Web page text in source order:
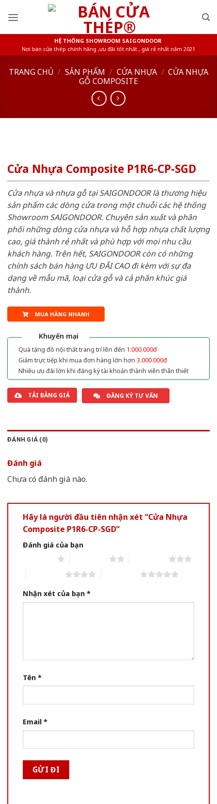
HỆ THỐNG SHOWROOM SAIGONDOOR
Nơi bán cửa thép chính hãng ,ưu đãi tốt nhất , giá rẻ nhất năm 2021
TRANG CHỦ / SẢN PHẨM / CỬA NHỰA / CỬA NHỰA
GỖ COMPOSITE
Cửa Nhựa Composite P1R6-CP-SGD
Cửa nhựa và nhựa gỗ tại SAIGONDOOR là thương hiệu
sản phẩm các dòng cửa trong một chuỗi các hệ thống
Showroom SAIGONDOOR. Chuyên sản xuất và phân
phối những dòng cửa nhựa và hỗ hợp nhựa chất lượng
cao, giá thành rẻ nhất và phù hợp với mọi nhu cầu
khách hàng. Trên hết, SAIGONDOOR còn có những
chính sách bán hàng ƯU ĐÃI CAO đi kèm với sự đa
dạng về mẫu mã, loại cửa gỗ và cả phân khúc giá
thành.
MUA HÀNG NHANH
Khuyến mại
Quà tặng đồ nội thất trang trí lên đến 1.000.000đ
Giảm trực tiếp khi mua đơn hàng lớn hơn 3.000.000đ
Nhiều ưu đãi lớn khi đăng ký tài khoản thành viên thân thiết
TẢI BẢNG GIÁ ĐĂNG KÝ TƯ VẤN
ĐÁNH GIÁ (0)
Đánh giá
Chưa có đánh giá nào.
Hãy là người đầu tiên nhận xét “Cửa Nhựa
Composite P1R6-CP-SGD”
Đánh giá của bạn
Nhận xét của bạn *
Tên *
Email *